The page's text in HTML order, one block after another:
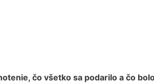
čo všetko sa podarilo a čo